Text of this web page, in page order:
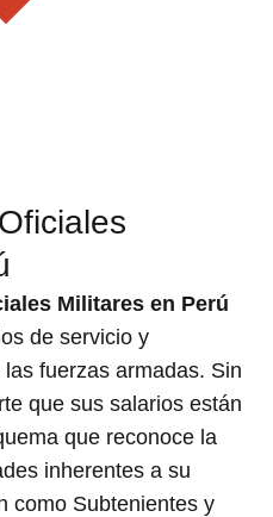
Militares en Perú
de servicio y
fuerzas armadas. Sin
que sus salarios están
que reconoce la
inherentes a su
como Subtenientes y